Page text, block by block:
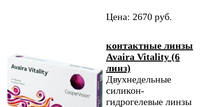
Цена: 2670 руб.
контактные линзы
Avaira Vitality (6
линз)
Двухнедельные
силикон-
гидрогелевые линзы